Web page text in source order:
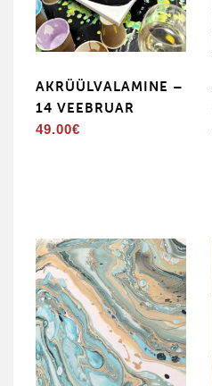
AKRÜÜLVALAMINE –
14 VEEBRUAR
49.00€